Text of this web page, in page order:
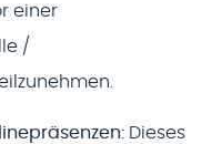
einer
/
Dieses